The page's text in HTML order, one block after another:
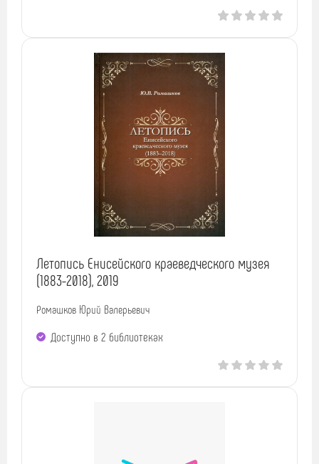
Летопись Енисейского краеведческого музея
(1883-2018), 2019
Ромашков Юрий Валерьевич
Доступно в 2 библиотеках